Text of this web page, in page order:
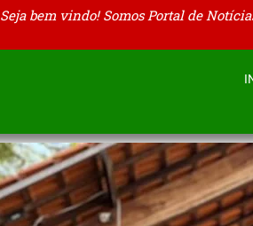
Seja bem vindo! Somos Portal de